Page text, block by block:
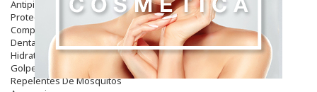
Antipiojos
Protección Solar
Complementos Alimentarios
Dentales
Hidratantes
Golpes Y Hematomas
Repelentes De Mosquitos